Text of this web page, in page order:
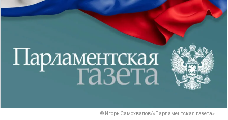
© Игорь Самохвалов/«Парламентская газета»